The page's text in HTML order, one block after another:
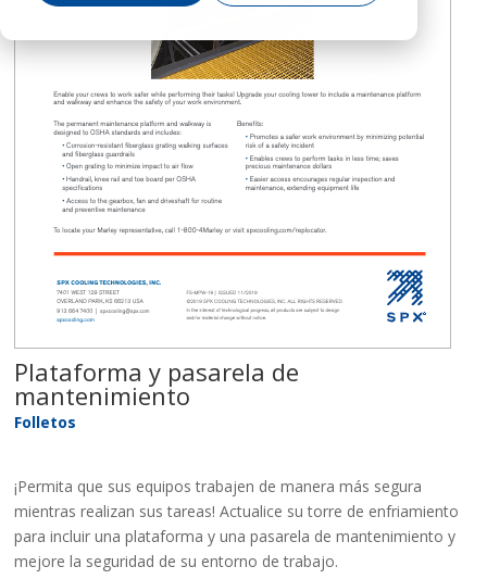
Plataforma y pasarela de
mantenimiento
Folletos
¡Permita que sus equipos trabajen de manera más segura
mientras realizan sus tareas! Actualice su torre de enfriamiento
para incluir una plataforma y una pasarela de mantenimiento y
mejore la seguridad de su entorno de trabajo.